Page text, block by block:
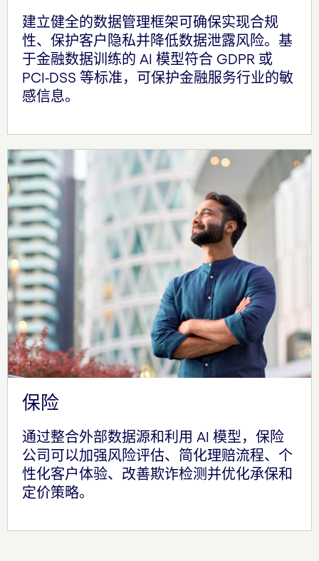
建立健全的数据管理框架可确保实现合规
性、保护客户隐私并降低数据泄露风险。基
于金融数据训练的 AI 模型符合 GDPR 或
PCI-DSS 等标准，可保护金融服务行业的敏
感信息。
保险
通过整合外部数据源和利用 AI 模型，保险
公司可以加强风险评估、简化理赔流程、个
性化客户体验、改善欺诈检测并优化承保和
定价策略。